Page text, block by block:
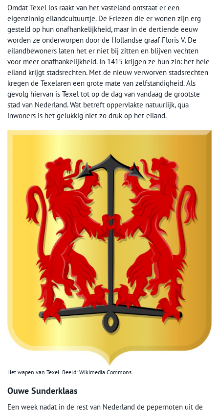
Omdat Texel los raakt van het vasteland ontstaat er een
eigenzinnig eilandcultuurtje. De Friezen die er wonen zijn erg
gesteld op hun onafhankelijkheid, maar in de dertiende eeuw
worden ze onderworpen door de Hollandse graaf Floris V. De
eilandbewoners laten het er niet bij zitten en blijven vechten
voor meer onafhankelijkheid. In 1415 krijgen ze hun zin: het hele
eiland krijgt stadsrechten. Met de nieuw verworven stadsrechten
kregen de Texelaren een grote mate van zelfstandigheid. Als
gevolg hiervan is Texel tot op de dag van vandaag de grootste
stad van Nederland. Wat betreft oppervlakte natuurlijk, qua
inwoners is het gelukkig niet zo druk op het eiland.
Het wapen van Texel. Beeld: Wikimedia Commons
Ouwe Sunderklaas
Een week nadat in de rest van Nederland de pepernoten uit de